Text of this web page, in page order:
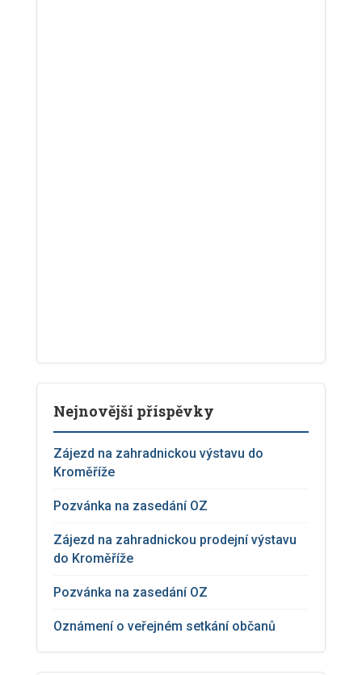
Nejnovější příspěvky
Zájezd na zahradnickou výstavu do
Kroměříže
Pozvánka na zasedání OZ
Zájezd na zahradnickou prodejní výstavu
do Kroměříže
Pozvánka na zasedání OZ
Oznámení o veřejném setkání občanů